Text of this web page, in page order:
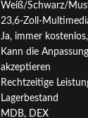
Weiß/Schwarz/
23,6-Zoll-
Ja, immer
Kann die
akzeptieren
Rechtzeitige
Lagerbestand
MDB, DEX